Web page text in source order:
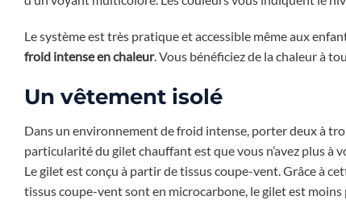
Le système est très pratique et accessible même aux
froid intense en chaleur. Vous bénéficiez de la chaleur à
Un vêtement isolé
Dans un environnement de froid intense, porter deux à
particularité du gilet chauffant est que vous n’avez plus à
Le gilet est conçu à partir de tissus coupe-vent. Grâce à
tissus coupe-vent sont en microcarbone, le gilet est moins